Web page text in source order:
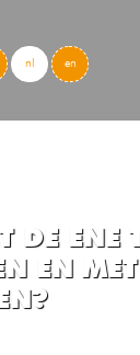
nl en
DE ENE
EN